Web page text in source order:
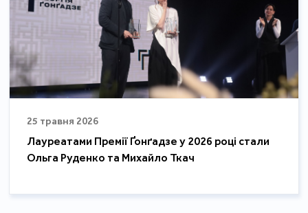
25 травня 2026
Лауреатами Премії Ґонґадзе у 2026 році стали
Ольга Руденко та Михайло Ткач